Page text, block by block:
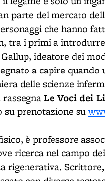
parte del mercato
che hanno
tra i primi a
ideatore dei
a capire
delle scienze
rassegnaLe Voci dei
su prenotazione su
è professore
ricerca nel campo
rigenerativa.